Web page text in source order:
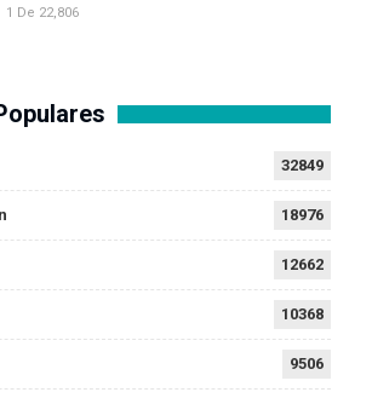
1 De 22,806
32849
18976
12662
10368
9506